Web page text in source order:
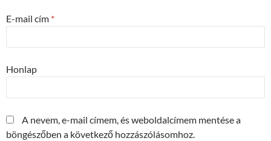
E-mail cím *
Honlap
A nevem, e-mail címem, és weboldalcímem mentése a
böngészőben a következő hozzászólásomhoz.